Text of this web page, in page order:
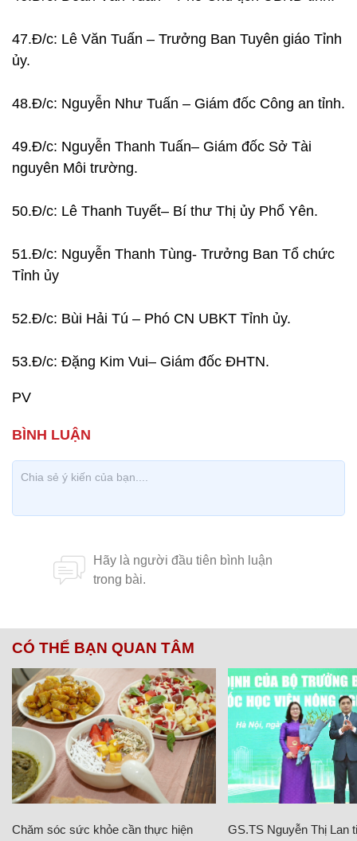
47.Đ/c: Lê Văn Tuấn – Trưởng Ban Tuyên giáo Tỉnh
ủy.
48.Đ/c: Nguyễn Như Tuấn – Giám đốc Công an tỉnh.
49.Đ/c: Nguyễn Thanh Tuấn– Giám đốc Sở Tài
nguyên Môi trường.
50.Đ/c: Lê Thanh Tuyết– Bí thư Thị ủy Phổ Yên.
51.Đ/c: Nguyễn Thanh Tùng- Trưởng Ban Tổ chức
Tỉnh ủy
52.Đ/c: Bùi Hải Tú – Phó CN UBKT Tỉnh ủy.
53.Đ/c: Đặng Kim Vui– Giám đốc ĐHTN.
PV
CÓ THỂ BẠN QUAN TÂM
Chăm sóc sức khỏe cần thực hiện
GS.TS Nguyễn Thị Lan